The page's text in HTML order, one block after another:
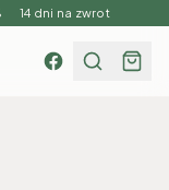
14 dni na zwrot